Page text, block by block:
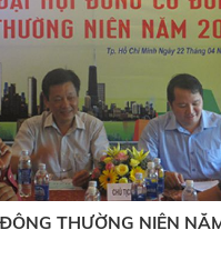
THƯỜNG NIÊN